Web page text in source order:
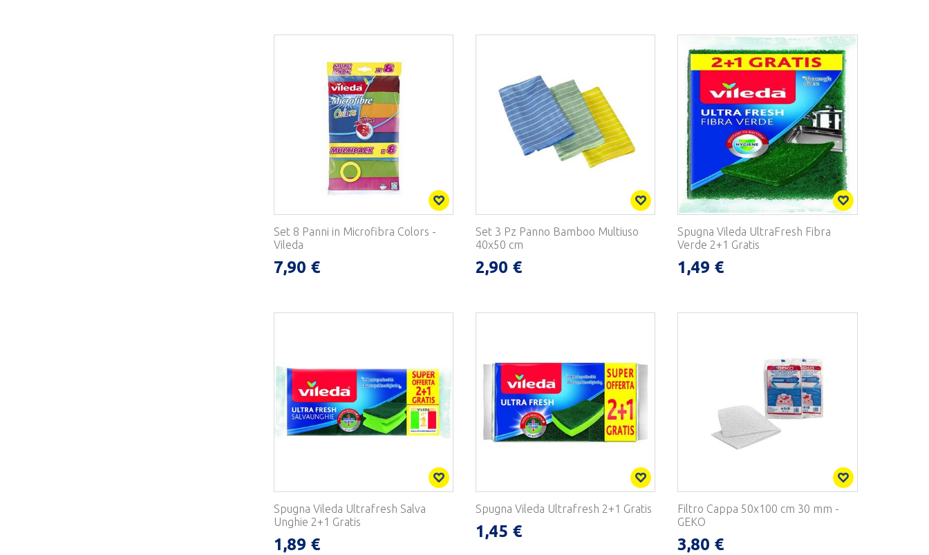
Set 8 Panni in Microfibra Colors -
Vileda
7,90 €
Set 3 Pz Panno Bamboo Multiuso
40x50 cm
2,90 €
Spugna Vileda UltraFresh Fibra
Verde 2+1 Gratis
1,49 €
Spugna Vileda Ultrafresh Salva
Unghie 2+1 Gratis
1,89 €
Spugna Vileda Ultrafresh 2+1 Gratis
1,45 €
Filtro Cappa 50x100 cm 30 mm -
GEKO
3,80 €